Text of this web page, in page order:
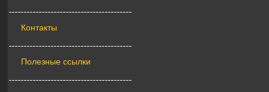
Контакты
Полезные ссылки